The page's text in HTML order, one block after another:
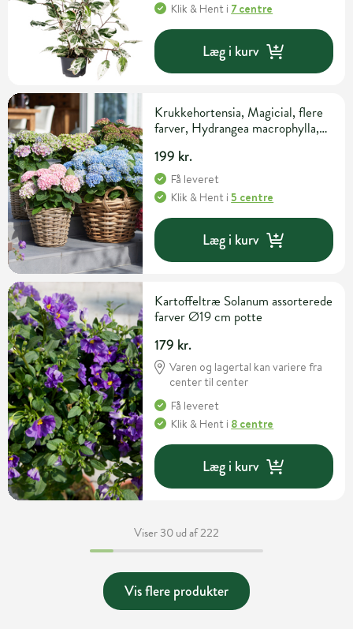
Klik & Hent i 7 centre
Læg i kurv
Krukkehortensia, Magicial, flere
farver, Hydrangea macrophylla,
199 kr.
Få leveret
Klik & Hent i5 centre
Læg i kurv
Kartoffeltræ Solanum assorterede
farver Ø19 cm potte
179 kr.
Varen og lagertal kan variere fra
center til center
Få leveret
Klik & Hent i 8 centre
Læg i kurv
Viser 30 ud af 222
Vis flere produkter